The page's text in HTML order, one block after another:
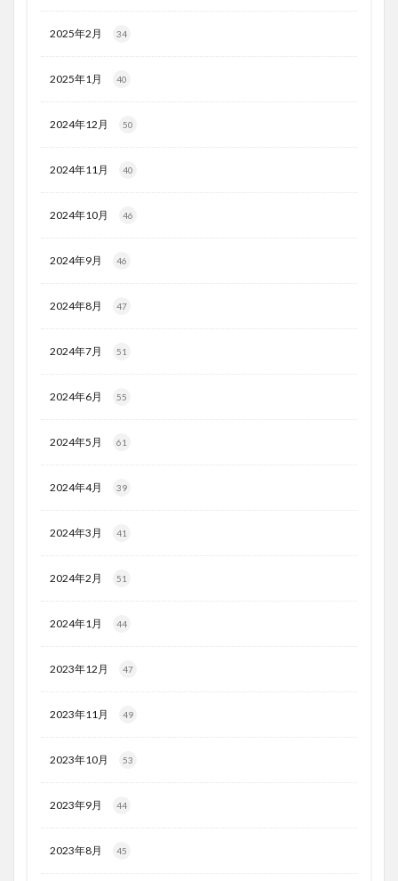
2025年2月 34
2025年1月 40
2024年12月 50
2024年11月 40
2024年10月 46
2024年9月 46
2024年8月 47
2024年7月 51
2024年6月 55
2024年5月 61
2024年4月 39
2024年3月 41
2024年2月 51
2024年1月 44
2023年12月 47
2023年11月 49
2023年10月 53
2023年9月 44
2023年8月 45